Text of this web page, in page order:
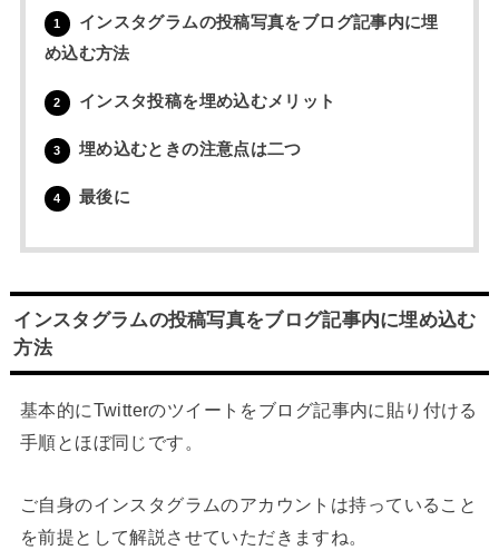
1
インスタグラムの投稿写真をブログ記事内に埋
め込む方法
2 インスタ投稿を埋め込むメリット
3 埋め込むときの注意点は二つ
4 最後に
インスタグラムの投稿写真をブログ記事内に埋め込む
方法
基本的にTwitterのツイートをブログ記事内に貼り付ける
手順とほぼ同じです。
ご自身のインスタグラムのアカウントは持っていること
を前提として解説させていただきますね。